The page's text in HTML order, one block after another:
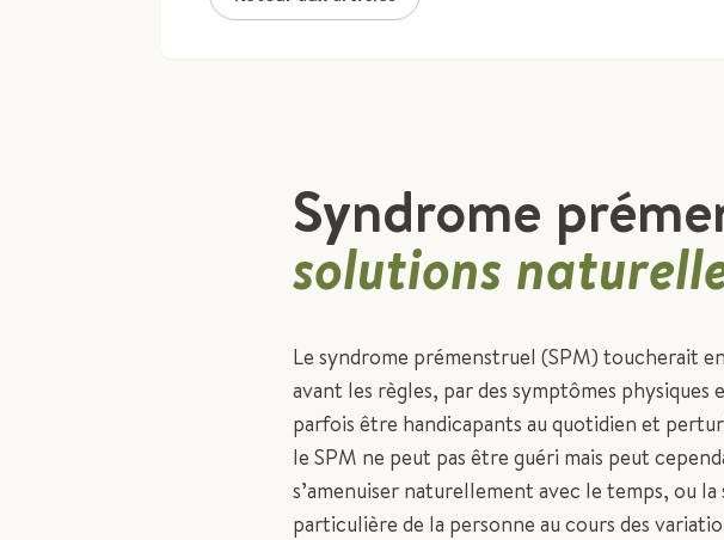
Syndrome
solutions
Le syndrome prémenstruel (SPM) toucherait
avant les règles, par des symptômes
parfois être handicapants au quotidien et
le SPM ne peut pas être guéri mais peut
s’amenuiser naturellement avec le temps, ou
particulière de la personne au cours des